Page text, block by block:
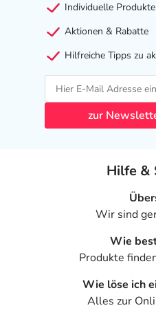
Individuelle
Aktionen & Rabatte
Hilfreiche Tipps zu
zur
Hilfe &
Wir sind
Wie
Produkte
Wie löse ich
Alles zur